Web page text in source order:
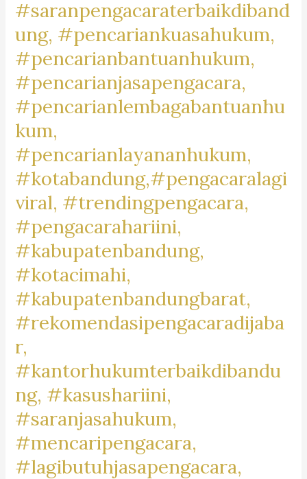
#beranda,
#pengacaratrendingdibandung,
#pengacaralagiviraldicimahi,
#pengacarapalingbanyakdicari,
#pengacaratanah,
#pengacarashm,
#aktivitaslawyer,
#caripengacaradigoogle,
#pengacarapalingtop,
#googletrend,
#googletrending,
#saranpengacaraterbaikdiband
ung, #pencariankuasahukum,
#pencarianbantuanhukum,
#pencarianjasapengacara,
#pencarianlembagabantuanhu
kum,
#pencarianlayananhukum,
#kotabandung,#pengacaralagi
viral, #trendingpengacara,
#pengacarahariini,
#kabupatenbandung,
#kotacimahi,
#kabupatenbandungbarat,
#rekomendasipengacaradijaba
r,
#kantorhukumterbaikdibandu
ng, #kasushariini,
#saranjasahukum,
#mencaripengacara,
#lagibutuhjasapengacara,